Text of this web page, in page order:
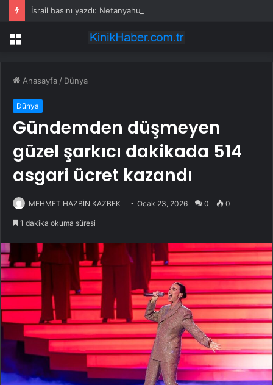
Menü
Anasayfa / Dünya
Dünya
Gündemden düşmeyen
güzel şarkıcı dakikada 514
asgari ücret kazandı
MEHMET HAZBİN KAZBEK Ocak 23, 2026 0 0
1 dakika okuma süresi